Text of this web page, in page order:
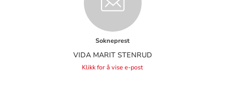
Sokneprest
VIDA MARIT STENRUD
Klikk for å vise e-post